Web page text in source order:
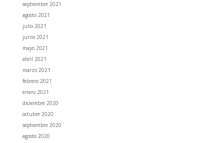
septiembre 2021
agosto 2021
julio 2021
junio 2021
mayo 2021
abril 2021
marzo 2021
febrero 2021
enero 2021
diciembre 2020
octubre 2020
septiembre 2020
agosto 2020